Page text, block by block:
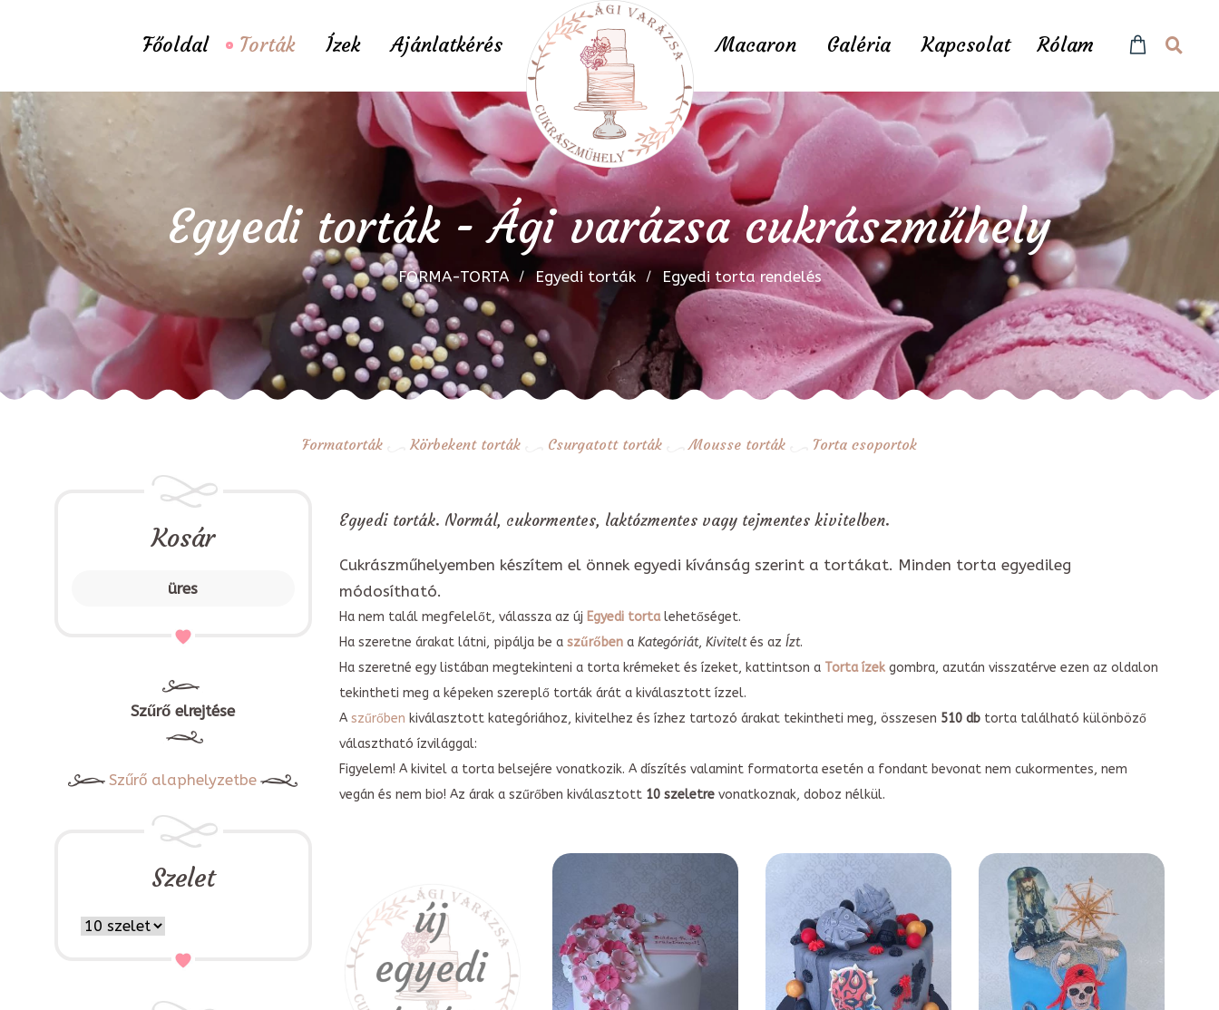
Főoldal Torták Ízek Ajánlatkérés Macaron Galéria Kapcsolat Rólam
Egyedi torták - Ági varázsa cukrászműhely
FORMA-TORTA Egyedi torták Egyedi torta rendelés
Formatorták Körbekent torták Csurgatott torták Mousse torták Torta csoportok
Kosár
üres
Szűrő elrejtése
Szűrő alaphelyzetbe
Szelet
Egyedi torták. Normál, cukormentes, laktózmentes vagy tejmentes kivitelben.
Cukrászműhelyemben készítem el önnek egyedi kívánság szerint a tortákat. Minden torta egyedileg
módosítható.
Ha nem talál megfelelőt, válassza az új Egyedi tortalehetőséget.
Ha szeretne árakat látni, pipálja be a szűrőbena Kategóriát, Kiviteltés az Ízt.
Ha szeretné egy listában megtekinteni a torta krémeket és ízeket, kattintson a Torta ízekgombra, azután visszatérve ezen az oldalon
tekintheti meg a képeken szereplő torták árát a kiválasztott ízzel.
A szűrőben kiválasztott kategóriához, kivitelhez és ízhez tartozó árakat tekintheti meg, összesen 510 dbtorta található különböző
választható ízvilággal:
Figyelem! A kivitel a torta belsejére vonatkozik. A díszítés valamint formatorta esetén a fondant bevonat nem cukormentes, nem
vegán és nem bio! Az árak a szűrőben kiválasztott 10 szeletrevonatkoznak, doboz nélkül.